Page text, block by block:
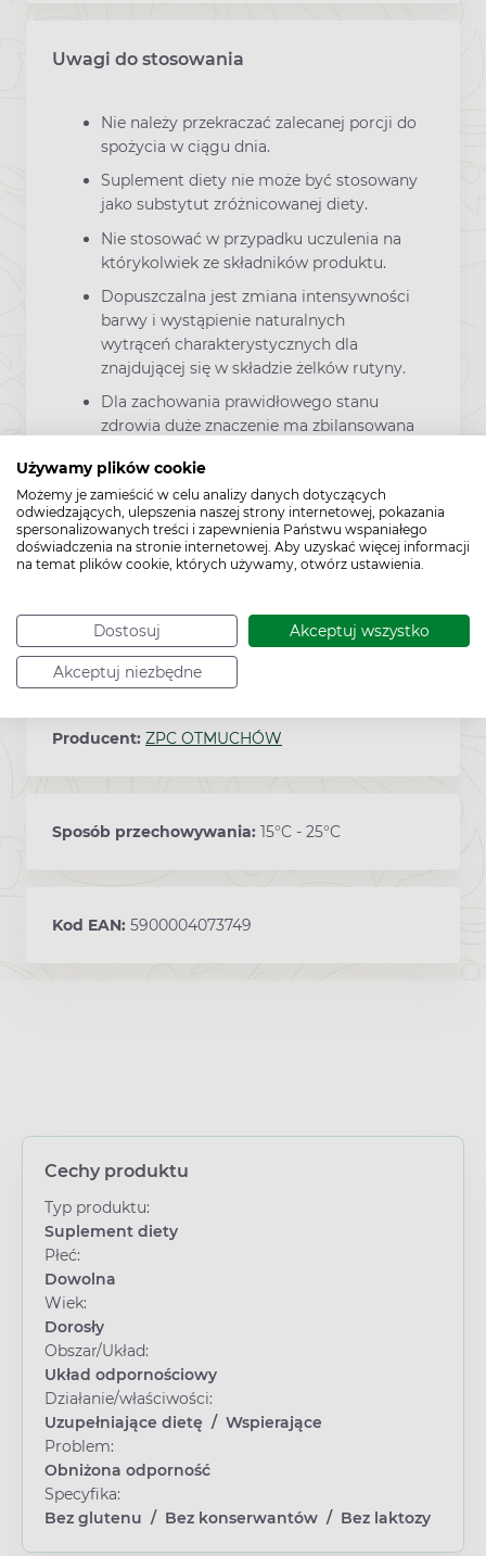
Używamy plików cookie
Możemy je zamieścić w celu analizy danych dotyczących
odwiedzających, ulepszenia naszej strony internetowej, pokazania
spersonalizowanych treści i zapewnienia Państwu wspaniałego
doświadczenia na stronie internetowej. Aby uzyskać więcej informacji
na temat plików cookie, których używamy, otwórz ustawienia.
Dostosuj Akceptuj wszystko
Akceptuj niezbędne
Uwagi do stosowania
Nie należy przekraczać zalecanej porcji do
spożycia w ciągu dnia.
Suplement diety nie może być stosowany
jako substytut zróżnicowanej diety.
Nie stosować w przypadku uczulenia na
którykolwiek ze składników produktu.
Dopuszczalna jest zmiana intensywności
barwy i wystąpienie naturalnych
wytrąceń charakterystycznych dla
znajdującej się w składzie żelków rutyny.
Dla zachowania prawidłowego stanu
zdrowia duże znaczenie ma zbilansowana
życia.
50 żelków
Producent: ZPC OTMUCHÓW
Sposób przechowywania: 15°C - 25°C
Kod EAN: 5900004073749
Cechy produktu
Typ produktu:
Suplement diety
Płeć:
Dowolna
Wiek:
Dorosły
Obszar/Układ:
Układ odpornościowy
Działanie/właściwości:
Uzupełniające dietę / Wspierające
Problem:
Obniżona odporność
Specyfika:
Bez glutenu / Bez konserwantów / Bez laktozy